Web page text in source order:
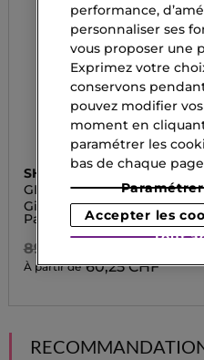
SHISEIDO
GINZA NIGHT INTENSE
Ginza Night Eau De
Parfum Intense
89,90 CHF
À partir de 60,25 CHF
performance,
personnaliser ses
vous proposer une
Exprimez votre
conservons
pouvez modifier
moment en
paramétrer les
bas de chaque
Accepter les
Tout